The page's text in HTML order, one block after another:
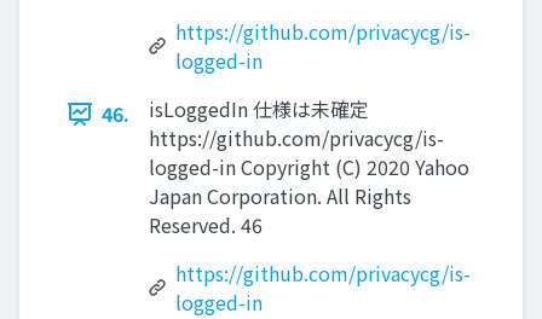
https://github.com/privacycg/is-
logged-in
46.
isLoggedIn 仕様は未確定
https://github.com/privacycg/is-
logged-in Copyright (C) 2020 Yahoo
Japan Corporation. All Rights
Reserved. 46
https://github.com/privacycg/is-
logged-in